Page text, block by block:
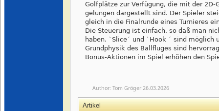
Golfplätze zur Verfügung, die mit der 2D-
gelungen dargestellt sind. Der Spieler
gleich in die Finalrunde eines Turnieres
Die Steuerung ist einfach, so daß man
haben. `Slice´ und `Hook ´ sind möglich
Grundphysik des Ballfluges sind
Bonus-Aktionen im Spiel erhöhen den
Author: Tom Gröger 26.03.2026
Artikel